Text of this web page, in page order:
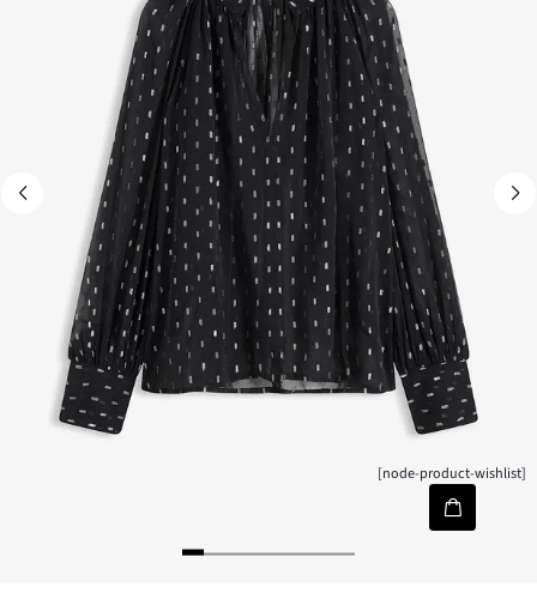
[node-product-wishlist]